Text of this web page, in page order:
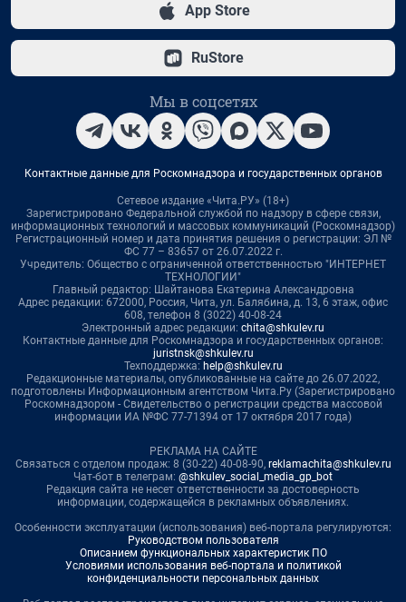
App Store
RuStore
Мы в соцсетях
Контактные данные для Роскомнадзора и государственных органов
Сетевое издание «Чита.РУ» (18+)
Зарегистрировано Федеральной службой по надзору в сфере связи,
информационных технологий и массовых коммуникаций (Роскомнадзор)
Регистрационный номер и дата принятия решения о регистрации: ЭЛ №
ФС 77 – 83657 от 26.07.2022 г.
Учредитель: Общество с ограниченной ответственностью "ИНТЕРНЕТ
ТЕХНОЛОГИИ"
Главный редактор: Шайтанова Екатерина Александровна
Адрес редакции: 672000, Россия, Чита, ул. Балябина, д. 13, 6 этаж, офис
608, телефон 8 (3022) 40-08-24
Электронный адрес редакции: chita@shkulev.ru
Контактные данные для Роскомнадзора и государственных органов:
juristnsk@shkulev.ru
Техподдержка: help@shkulev.ru
Редакционные материалы, опубликованные на сайте до 26.07.2022,
подготовлены Информационным агентством Чита.Ру (Зарегистрировано
Роскомнадзором - Свидетельство о регистрации средства массовой
информации ИА №ФС 77-71394 от 17 октября 2017 года)
РЕКЛАМА НА САЙТЕ
Связаться с отделом продаж: 8 (30-22) 40-08-90, reklamachita@shkulev.ru
Чат-бот в телеграм: @shkulev_social_media_gp_bot
Редакция сайта не несет ответственности за достоверность
информации, содержащейся в рекламных объявлениях.
Особенности эксплуатации (использования) веб-портала регулируются:
Руководством пользователя
Описанием функциональных характеристик ПО
Условиями использования веб-портала и политикой
конфиденциальности персональных данных